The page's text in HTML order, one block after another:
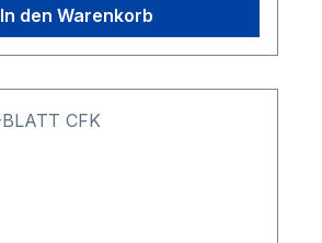
In den Warenkorb